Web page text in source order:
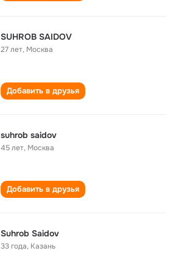
SUHROB SAIDOV
27 лет, Москва
Добавить в друзья
suhrob saidov
45 лет, Москва
Добавить в друзья
Suhrob Saidov
33 года, Казань